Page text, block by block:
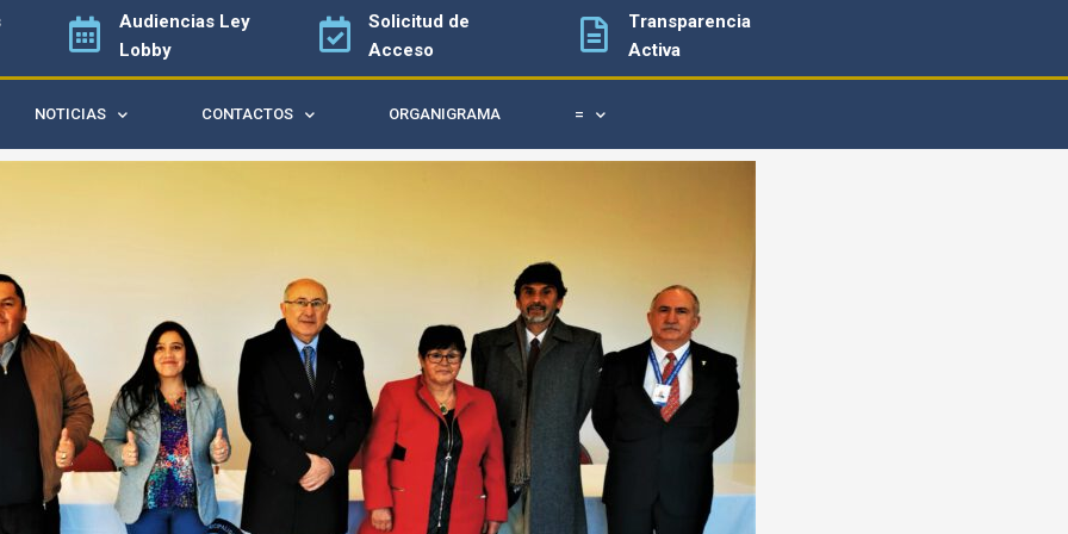
Audiencias Ley
Lobby
Solicitud de
Acceso
Transparencia
Activa
NOTICIAS CONTACTOS ORGANIGRAMA =